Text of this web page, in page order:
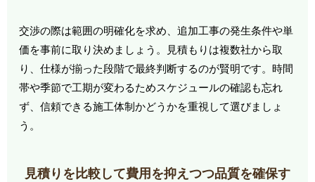
交渉の際は範囲の明確化を求め、追加工事の発生条件や単
価を事前に取り決めましょう。見積もりは複数社から取
り、仕様が揃った段階で最終判断するのが賢明です。時間
帯や季節で工期が変わるためスケジュールの確認も忘れ
ず、信頼できる施工体制かどうかを重視して選びましょ
う。
見積りを比較して費用を抑えつつ品質を確保す